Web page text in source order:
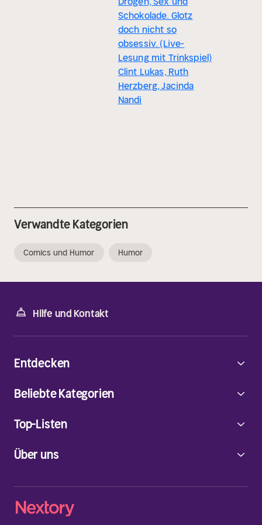
Schokolade. Glotz
doch nicht so
obsessiv. (Live-
Lesung mit Trinkspiel)
Clint Lukas, Ruth
Herzberg, Jacinda
Nandi
Verwandte Kategorien
Comics und Humor Humor
Hilfe und Kontakt
Über uns
Entdecken
Beliebte Kategorien
Top-Listen